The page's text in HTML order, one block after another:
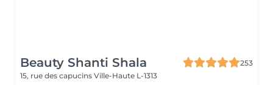
Beauty Shanti Shala
253
15, rue des capucins Ville-Haute L-1313